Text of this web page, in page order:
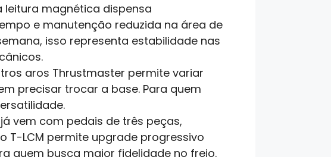
leitura magnética dispensa
e manutenção reduzida na área de
isso representa estabilidade nas
aros Thrustmaster permite variar
precisar trocar a base. Para quem
vem com pedais de três peças,
LCM permite upgrade progressivo
quem busca maior fidelidade no freio.